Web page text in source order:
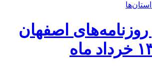
استان‌ها
اصفهان